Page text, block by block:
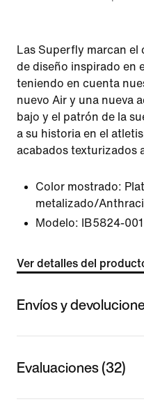
Las Superfly marcan el
de diseño inspirado en
teniendo en cuenta
nuevo Air y una nueva
bajo y el patrón de la
a su historia en el
acabados texturizados
Color mostrado:
metalizado/
Modelo:
IB5824-001
Ver detalles del
Envíos y
Evaluaciones (32)